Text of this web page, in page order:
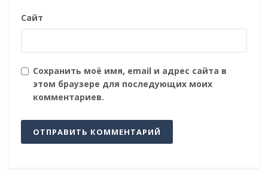
Сайт
Сохранить моё имя, email и адрес сайта в
этом браузере для последующих моих
комментариев.